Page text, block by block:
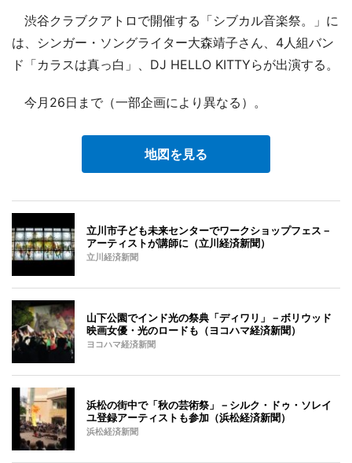
渋谷クラブクアトロで開催する「シブカル音楽祭。」に
は、シンガー・ソングライター大森靖子さん、4人組バン
ド「カラスは真っ白」、DJ HELLO KITTYらが出演する。
今月26日まで（一部企画により異なる）。
地図を見る
立川市子ども未来センターでワークショップフェス－
アーティストが講師に（立川経済新聞）
立川経済新聞
山下公園でインド光の祭典「ディワリ」－ボリウッド
映画女優・光のロードも（ヨコハマ経済新聞）
ヨコハマ経済新聞
浜松の街中で「秋の芸術祭」－シルク・ドゥ・ソレイ
ユ登録アーティストも参加（浜松経済新聞）
浜松経済新聞